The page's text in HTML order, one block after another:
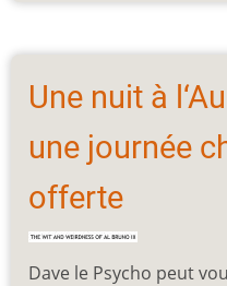
Une nuit à
une journée
offerte
Dave le Psycho peut